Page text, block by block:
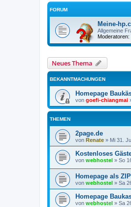
FORUM
Meine-
Allgemeine
Moderatoren:
Neues Thema
BEKANNTMACHUNGEN
Homepage
von goefi-chiangmai
THEMEN
2page.de
von Renate » Mi 31.
Kostenloses
von webhostel » So
Homepage als
von webhostel » Sa
Homepage
von webhostel » Sa